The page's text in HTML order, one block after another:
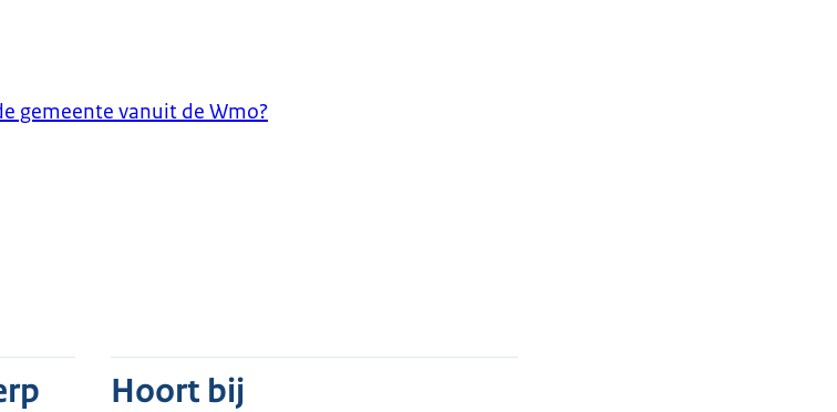
gemeente vanuit de Wmo?
Hoort bij